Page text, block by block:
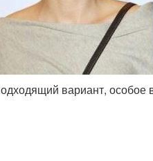
вариант,